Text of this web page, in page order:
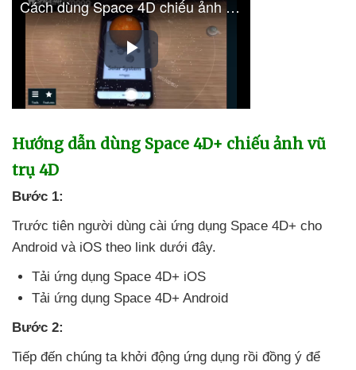
Hướng dẫn dùng Space 4D+ chiếu ảnh vũ
trụ 4D
Bước 1:
Trước tiên người dùng cài ứng dụng Space 4D+ cho
Android và iOS theo link dưới đây.
Tải ứng dụng Space 4D+ iOS
Tải ứng dụng Space 4D+ Android
Bước 2:
Tiếp đến chúng ta khởi động ứng dụng rồi đồng ý để